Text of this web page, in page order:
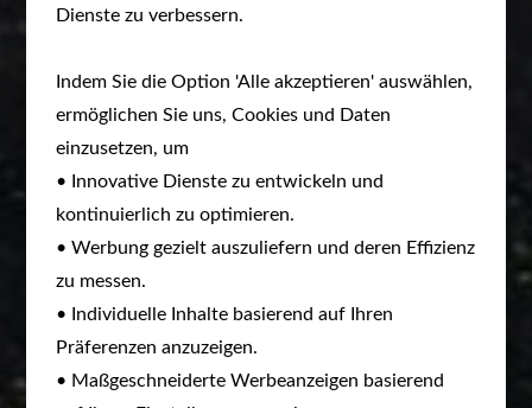
Dienste zu verbessern.
Indem Sie die Option 'Alle akzeptieren' auswählen,
ermöglichen Sie uns, Cookies und Daten
einzusetzen, um
• Innovative Dienste zu entwickeln und
kontinuierlich zu optimieren.
• Werbung gezielt auszuliefern und deren Effizienz
zu messen.
• Individuelle Inhalte basierend auf Ihren
Präferenzen anzuzeigen.
• Maßgeschneiderte Werbeanzeigen basierend